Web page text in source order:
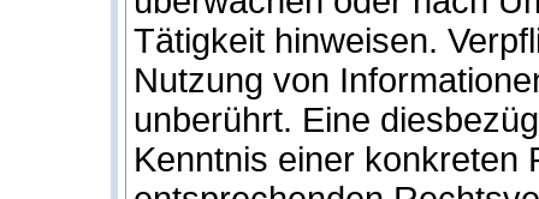
Tätigkeit hinweisen.
Nutzung von
unberührt. Eine
Kenntnis einer konkreten